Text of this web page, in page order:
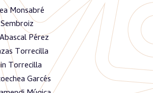
Monsabré
Pérez
Torrecilla
Torrecilla
Garcés